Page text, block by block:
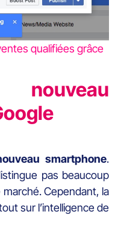
qualifiées grâce
smartphone.
pas beaucoup
Cependant, la
sur l’intelligence de